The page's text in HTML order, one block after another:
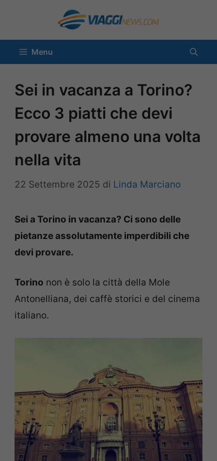
contenuto
Menu
Sei in vacanza a Torino?
Ecco 3 piatti che devi
provare almeno una volta
nella vita
22 Settembre 2025 di Linda Marciano
Sei a Torino in vacanza? Ci sono delle
pietanze assolutamente imperdibili che
devi provare.
Torino non è solo la città della Mole
Antonelliana, dei caffè storici e del cinema
italiano.